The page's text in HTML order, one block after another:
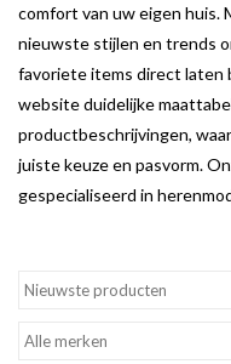
comfort van uw eigen huis.
nieuwste stijlen en trends
favoriete items direct laten
website duidelijke
productbeschrijvingen,
juiste keuze en pasvorm.
gespecialiseerd in